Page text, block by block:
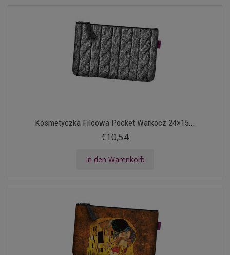
Kosmetyczka Filcowa Pocket Warkocz 24×15...
€10,54
In den Warenkorb